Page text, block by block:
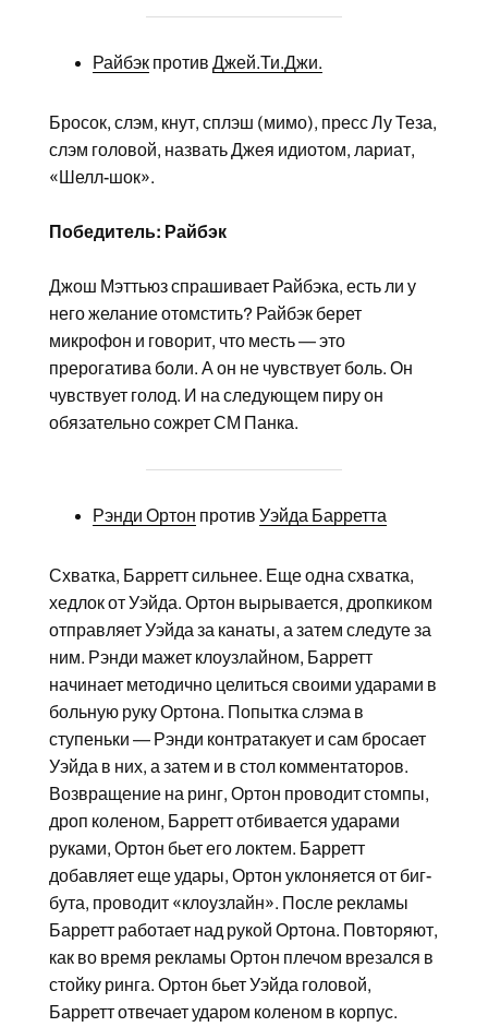
Райбэкпротив Джей.Ти.Джи.
Бросок, слэм, кнут, сплэш (мимо), пресс Лу Теза,
слэм головой, назвать Джея идиотом, лариат,
«Шелл-шок».
Победитель: Райбэк
Джош Мэттьюз спрашивает Райбэка, есть ли у
него желание отомстить? Райбэк берет
микрофон и говорит, что месть — это
прерогатива боли. А он не чувствует боль. Он
чувствует голод. И на следующем пиру он
обязательно сожрет СМ Панка.
Рэнди Ортон против Уэйда Барретта
Схватка, Барретт сильнее. Еще одна схватка,
хедлок от Уэйда. Ортон вырывается, дропкиком
отправляет Уэйда за канаты, а затем следуте за
ним. Рэнди мажет клоузлайном, Барретт
начинает методично целиться своими ударами в
больную руку Ортона. Попытка слэма в
ступеньки — Рэнди контратакует и сам бросает
Уэйда в них, а затем и в стол комментаторов.
Возвращение на ринг, Ортон проводит стомпы,
дроп коленом, Барретт отбивается ударами
руками, Ортон бьет его локтем. Барретт
добавляет еще удары, Ортон уклоняется от биг-
бута, проводит «клоузлайн». После рекламы
Барретт работает над рукой Ортона. Повторяют,
как во время рекламы Ортон плечом врезался в
стойку ринга. Ортон бьет Уэйда головой,
Барретт отвечает ударом коленом в корпус.